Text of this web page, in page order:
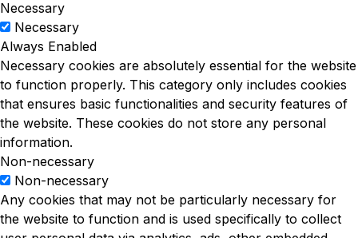
Necessary
Necessary
Always Enabled
Necessary cookies are absolutely essential for the website
to function properly. This category only includes cookies
that ensures basic functionalities and security features of
the website. These cookies do not store any personal
information.
Non-necessary
Non-necessary
Any cookies that may not be particularly necessary for
the website to function and is used specifically to collect